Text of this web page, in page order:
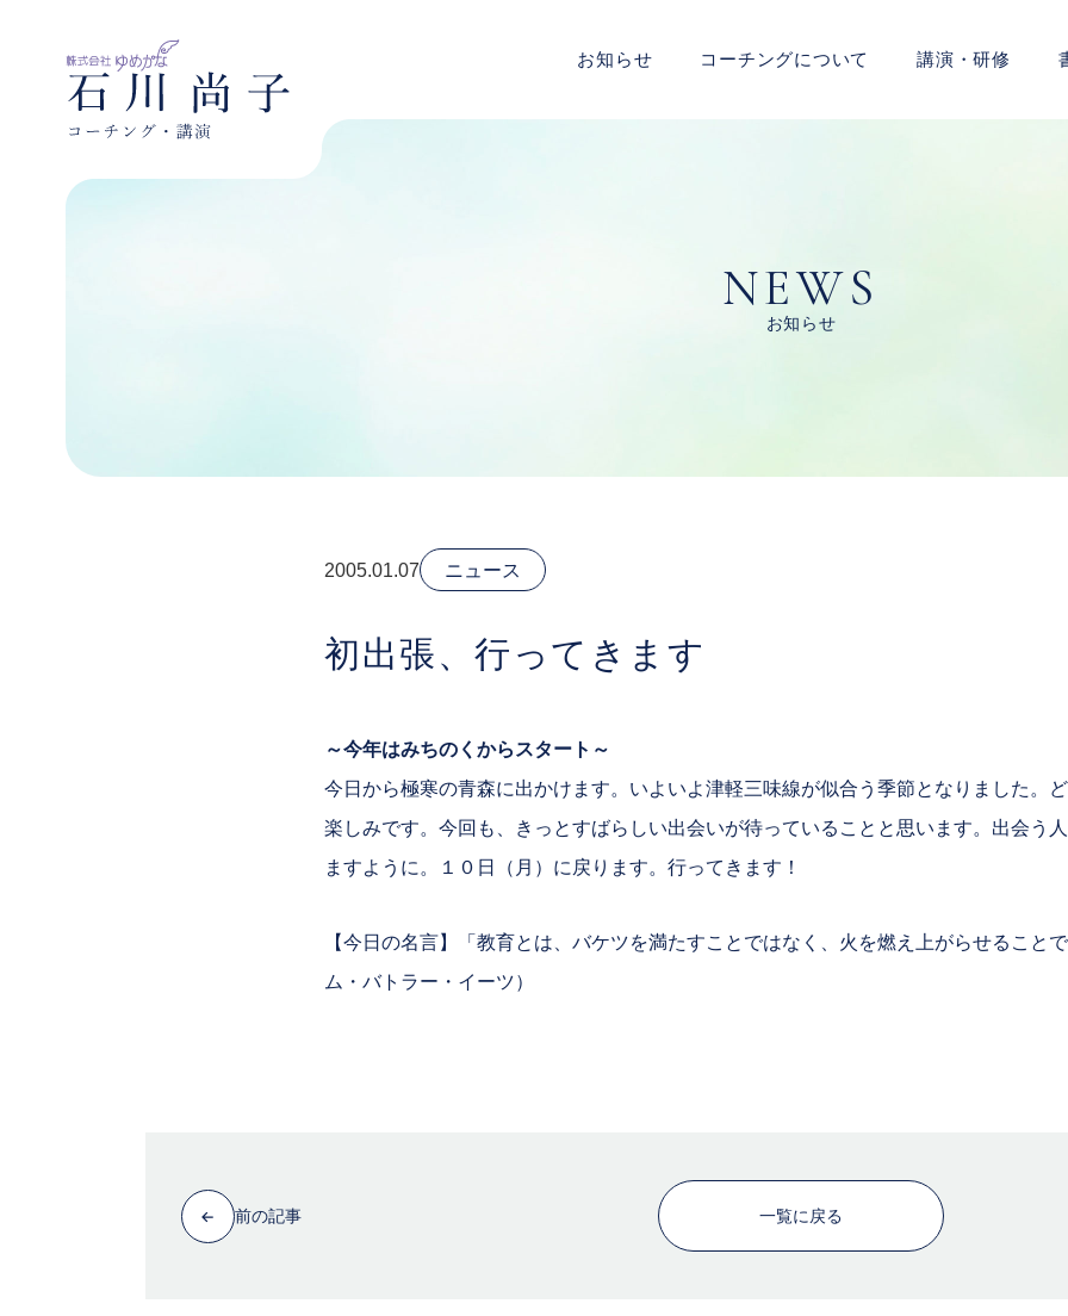
お知らせ コーチングについて
体験者の声
講演・研修
NEWS
お知らせ
2005.01.07 ニュース
初出張、行ってきます
～今年はみちのくからスタート～
今日から極寒の青森に出かけます。いよいよ津軽三味線が似合う季節となりました。
楽しみです。今回も、きっとすばらしい出会いが待っていることと思います。出会う
ますように。１０日（月）に戻ります。行ってきます！
【今日の名言】「教育とは、バケツを満たすことではなく、火を燃え上がらせること
ム・バトラー・イーツ）
前の記事 一覧に戻る